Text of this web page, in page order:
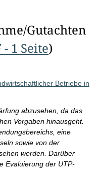
Gutachten
- 1 Seite)
Betriebe in
abzusehen, da das
Vorgaben hinausgeht.
eine
sowie von der
werden. Darüber
Evaluierung der UTP-